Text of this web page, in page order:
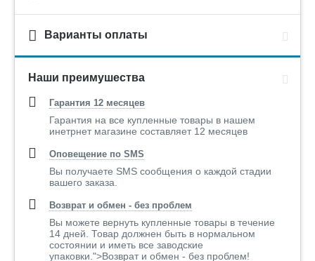
Варианты оплаты
Наши преимушества
Гарантия 12 месяцев
Гарантия на все купленные товары в нашем
инетрнет магазине составляет 12 месяцев
Оповещение по SMS
Вы получаете SMS сообщения о каждой стадии
вашего заказа.
Возврат и обмен - без проблем
Вы можете вернуть купленные товары в течение
14 дней. Товар должнен быть в нормальном
состоянии и иметь все заводские
упаковки.">Возврат и обмен - без проблем!